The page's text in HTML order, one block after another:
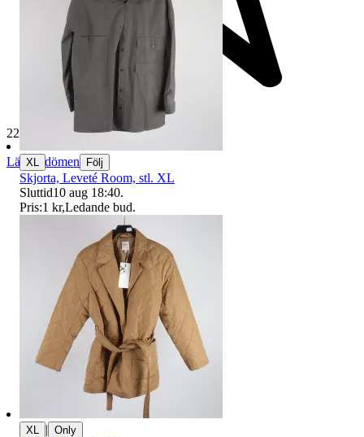
229 356 omdömen
Läs omdömen Följ
XL
Skjorta, Leveté Room, stl. XL
Sluttid10 aug 18:40.
Pris:1 kr,Ledande bud.
XL | Only